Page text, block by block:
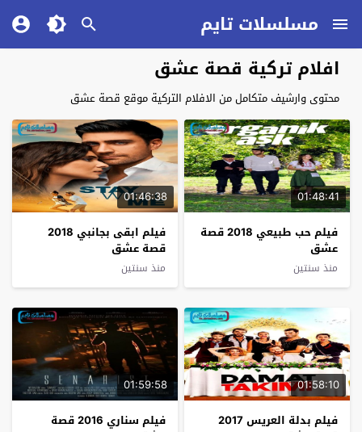
مسلسلات تايم
افلام تركية قصة عشق
محتوى وارشيف متكامل من الافلام التركية موقع قصة عشق
01:48:41
فيلم حب طبيعي 2018 قصة
عشق
منذ سنتين
01:46:38
فيلم ابقى بجانبي 2018
قصة عشق
منذ سنتين
01:58:10
فيلم بدلة العريس 2017
01:59:58
فيلم سناري 2016 قصة